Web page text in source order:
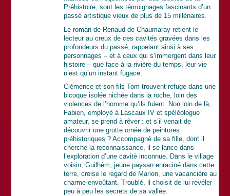
Préhistoire, sont les témoignages fascinants d’un
passé artistique vieux de plus de 15 millénaires.
Le roman de Renaud de Chaumaray retient le
lecteur au creux de ces cavités gravées dans les
profondeurs du passé, rappelant ainsi à ses
personnages – et à ceux qui s’immergent dans leur
histoire – que face à la rivière du temps, leur vie
n’est qu’un instant fugace.
Clémence et son fils Tom trouvent refuge dans une
bicoque isolée nichée dans la roche, loin des
violences de l’homme qu’ils fuient. Non loin de là,
Fabien, employé à Lascaux IV et spéléologue
amateur, se prend à rêver : et s’il venait de
découvrir une grotte ornée de peintures
préhistoriques ? Accompagné de sa fille, dont il
cherche la reconnaissance, il se lance dans
l’exploration d’une cavité inconnue. Dans le village
voisin, Guilhèm, jeune paysan enraciné dans cette
terre, croise le regard de Marion, une vacancière au
charme envoûtant. Troublé, il choisit de lui révéler
peu à peu les secrets de sa vallée.